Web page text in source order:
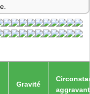
Gravité